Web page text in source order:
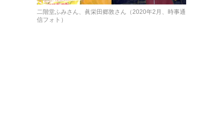
二階堂ふみさん、眞栄田郷敦さん（2020年2月、時事通
信フォト）